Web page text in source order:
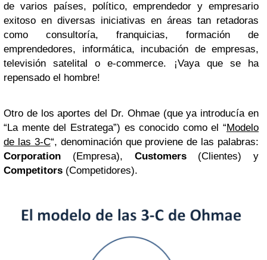
de varios países, político, emprendedor y empresario
exitoso en diversas iniciativas en áreas tan retadoras
como consultoría, franquicias, formación de
emprendedores, informática, incubación de empresas,
televisión satelital o e-commerce. ¡Vaya que se ha
repensado el hombre!
Otro de los aportes del Dr. Ohmae (que ya introducía en
“La mente del Estratega”) es conocido como el “Modelo
de las 3-C“, denominación que proviene de las palabras:
Corporation (Empresa), Customers(Clientes) y
Competitors (Competidores).